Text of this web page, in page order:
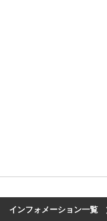
インフォメーション一覧